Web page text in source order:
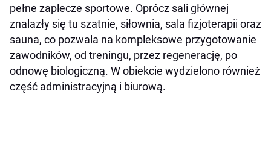
pełne zaplecze sportowe. Oprócz sali głównej
znalazły się tu szatnie, siłownia, sala fizjoterapii oraz
sauna, co pozwala na kompleksowe przygotowanie
zawodników, od treningu, przez regenerację, po
odnowę biologiczną. W obiekcie wydzielono również
część administracyjną i biurową.